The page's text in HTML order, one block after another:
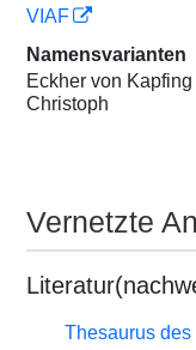
VIAF
Namensvarianten
Eckher von
Christoph
Vernetzte
Thesaurus